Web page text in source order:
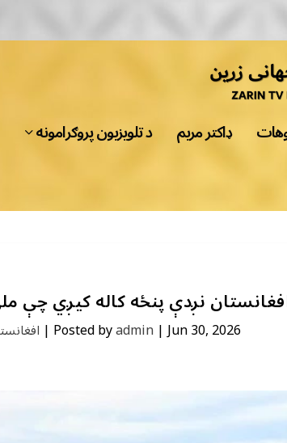
ډاکتر مریم د تلویزیون پروګرامونه
نږدې پنځه کاله کیږي چې
Posted byadmin |Jun 30, 2026
|